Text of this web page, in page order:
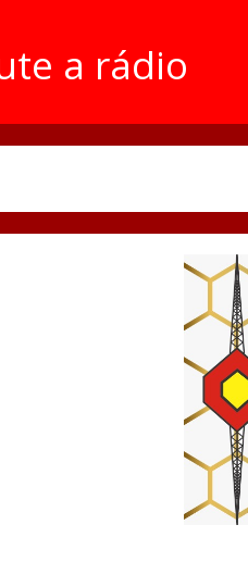
a rádio